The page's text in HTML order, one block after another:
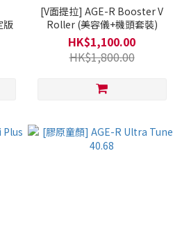
版
[V面提拉] AGE-R Booster V
Roller (美容儀+機頭套裝)
HK$1,100.00
HK$1,800.00